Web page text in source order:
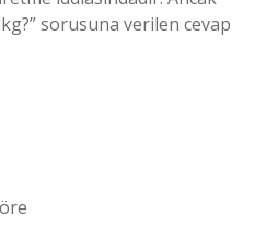
sorusuna verilen cevap